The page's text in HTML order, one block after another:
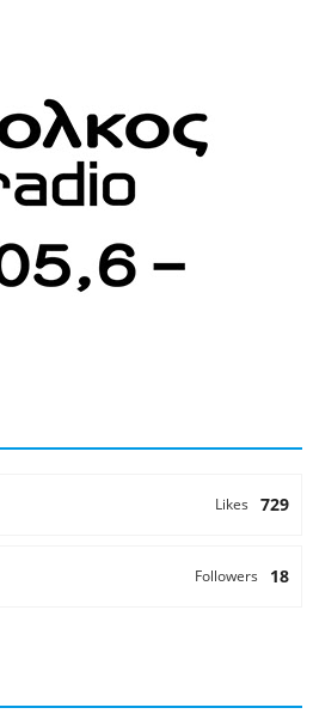
729
Likes
18
Followers